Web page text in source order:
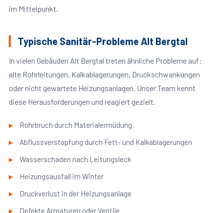
im Mittelpunkt.
Typische Sanitär-Probleme Alt Bergtal
In vielen Gebäuden Alt Bergtal treten ähnliche Probleme auf:
alte Rohrleitungen, Kalkablagerungen, Druckschwankungen
oder nicht gewartete Heizungsanlagen. Unser Team kennt
diese Herausforderungen und reagiert gezielt.
Rohrbruch durch Materialermüdung
Abflussverstopfung durch Fett- und Kalkablagerungen
Wasserschaden nach Leitungsleck
Heizungsausfall im Winter
Druckverlust in der Heizungsanlage
Defekte Armaturen oder Ventile